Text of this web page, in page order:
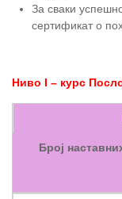
За сваки
сертификат о
Ниво I – курс
Број